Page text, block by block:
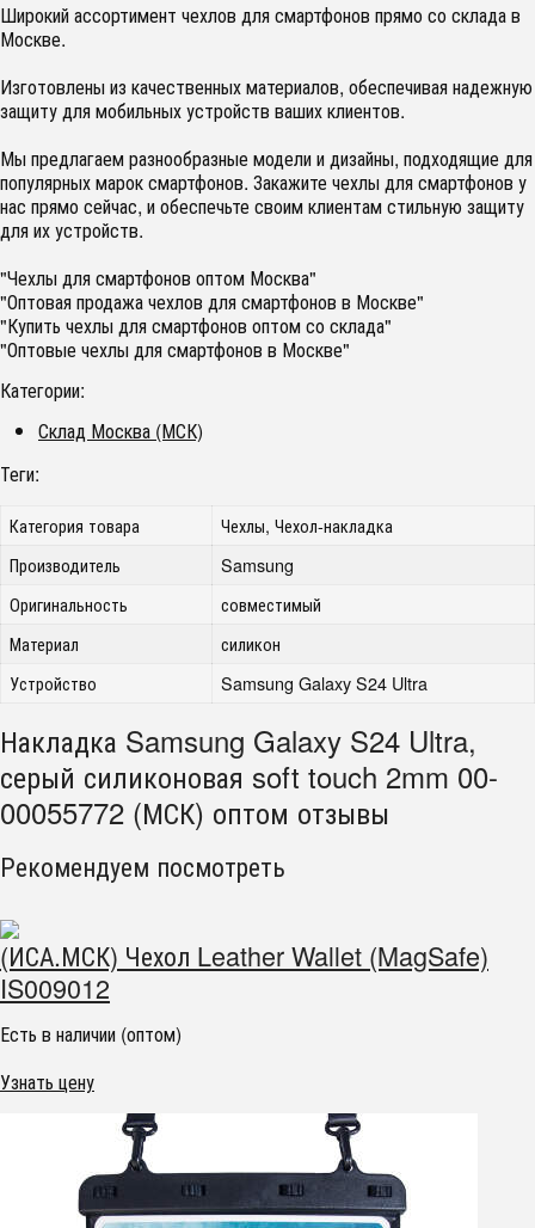
Широкий ассортимент чехлов для смартфонов прямо со склада в
Москве.
Изготовлены из качественных материалов, обеспечивая надежную
защиту для мобильных устройств ваших клиентов.
Мы предлагаем разнообразные модели и дизайны, подходящие для
популярных марок смартфонов. Закажите чехлы для смартфонов у
нас прямо сейчас, и обеспечьте своим клиентам стильную защиту
для их устройств.
"Чехлы для смартфонов оптом Москва"
"Оптовая продажа чехлов для смартфонов в Москве"
"Купить чехлы для смартфонов оптом со склада"
"Оптовые чехлы для смартфонов в Москве"
Категории:
Склад Москва (МСК)
Теги:
Категория товара
Чехлы, Чехол-накладка
Производитель
Samsung
Оригинальность
совместимый
Материал
силикон
Устройство
Samsung Galaxy S24 Ultra
Накладка Samsung Galaxy S24 Ultra,
серый силиконовая soft touch 2mm 00-
00055772 (МСК) оптом отзывы
Рекомендуем посмотреть
(ИСА.МСК) Чехол Leather Wallet (MagSafe)
IS009012
Есть в наличии (оптом)
Узнать цену